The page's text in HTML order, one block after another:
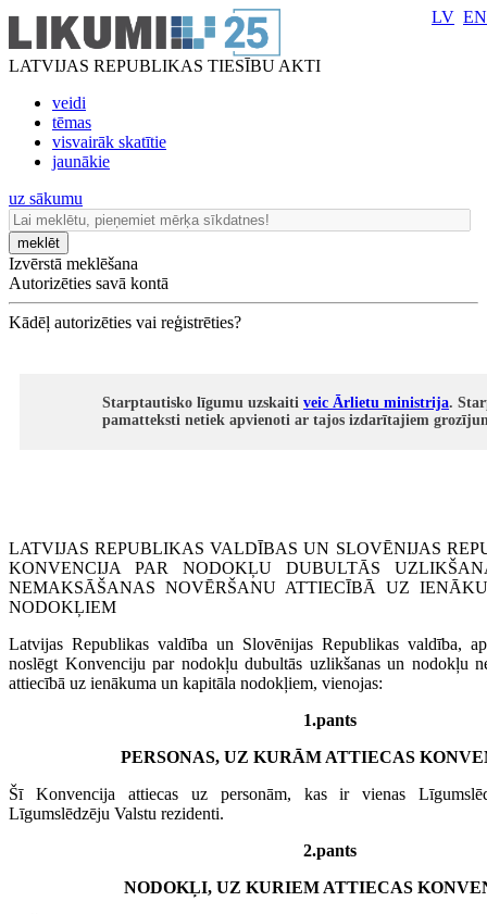
LATVIJAS REPUBLIKAS TIESĪBU AKTI
veidi
tēmas
visvairāk skatītie
jaunākie
LV EN
uz sākumu
meklēt
Izvērstā meklēšana
Autorizēties savā kontā
Kādēļ autorizēties vai reģistrēties?
Starptautisko līgumu uzskaiti veic Ārlietu ministrija.
pamatteksti netiek apvienoti ar tajos izdarītajiem
LATVIJAS REPUBLIKAS VALDĪBAS UN SLOVĒNIJAS
KONVENCIJA PAR NODOKĻU DUBULTĀS
NEMAKSĀŠANAS NOVĒRŠANU ATTIECĪBĀ UZ
NODOKĻIEM
Latvijas Republikas valdība un Slovēnijas Republikas valdība,
noslēgt Konvenciju par nodokļu dubultās uzlikšanas un nodokļu
attiecībā uz ienākuma un kapitāla nodokļiem, vienojas:
1.pants
PERSONAS, UZ KURĀM ATTIECAS
Šī Konvencija attiecas uz personām, kas ir vienas
Līgumslēdzēju Valstu rezidenti.
2.pants
NODOKĻI, UZ KURIEM ATTIECAS